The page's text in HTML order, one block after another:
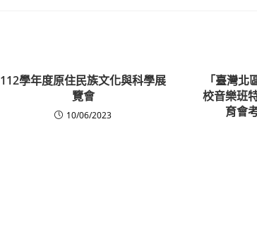
112學年度原住民族文化與科學展
覽會
10/06/2023
「臺灣
校音樂班
育會